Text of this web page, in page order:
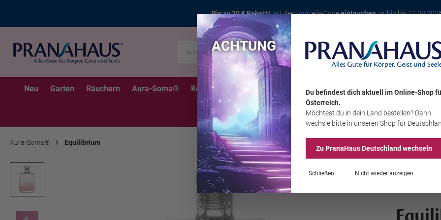
Bis zu 20 € Rabatt*mit dem Vorteils-Codeeintauchen, gültig bis
Karte
Neu Garten Räuchern Aura-Soma® Kerzen Schmuck Edelsteine Wohnambiente
Sale
Aura-Soma® Equilibrium
ACHTUNG
Du befindest dich aktuell im Online-Shop
Österreich.
Möchtest du in dein Land bestellen? Dann
wechsle bitte in unseren Shop für
Zu PranaHausDeutschland wechseln
Schließen Nicht wieder anzeigen